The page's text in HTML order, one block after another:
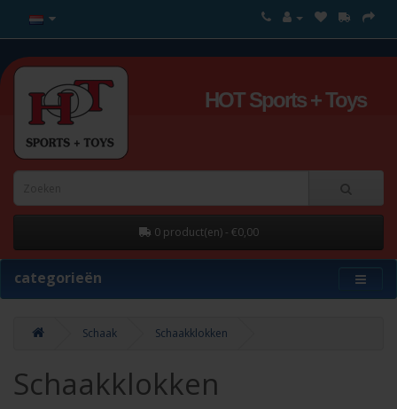
HOT Sports + Toys
0 product(en) - €0,00
categorieën
Schaak Schaakklokken
Schaakklokken